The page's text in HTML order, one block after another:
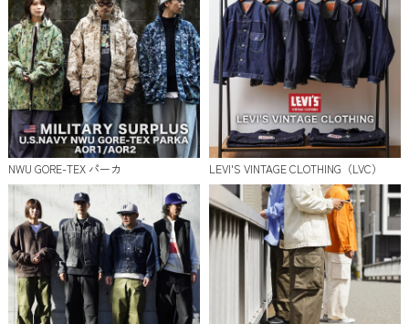
NWU GORE-TEX パーカ LEVI'S VINTAGE CLOTHING（LVC）